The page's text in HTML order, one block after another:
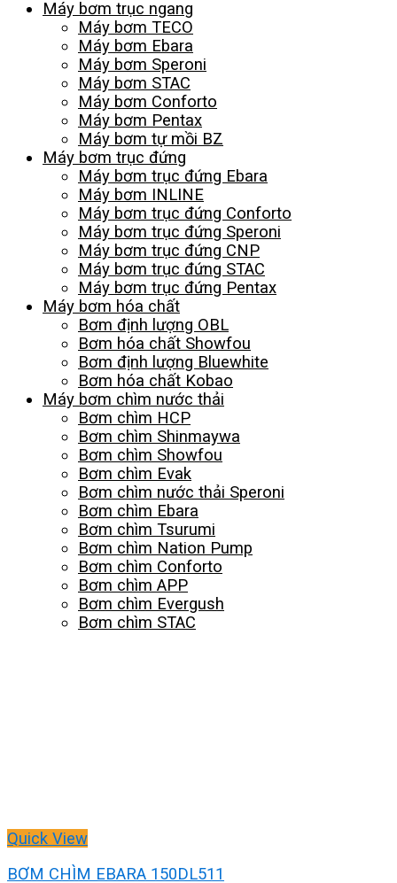
Máy bơm trục ngang
Máy bơm TECO
Máy bơm Ebara
Máy bơm Speroni
Máy bơm STAC
Máy bơm Conforto
Máy bơm Pentax
Máy bơm tự mồi BZ
Máy bơm trục đứng
Máy bơm trục đứng Ebara
Máy bơm INLINE
Máy bơm trục đứng Conforto
Máy bơm trục đứng Speroni
Máy bơm trục đứng CNP
Máy bơm trục đứng STAC
Máy bơm trục đứng Pentax
Máy bơm hóa chất
Bơm định lượng OBL
Bơm hóa chất Showfou
Bơm định lượng Bluewhite
Bơm hóa chất Kobao
Máy bơm chìm nước thải
Bơm chìm HCP
Bơm chìm Shinmaywa
Bơm chìm Showfou
Bơm chìm Evak
Bơm chìm nước thải Speroni
Bơm chìm Ebara
Bơm chìm Tsurumi
Bơm chìm Nation Pump
Bơm chìm Conforto
Bơm chìm APP
Bơm chìm Evergush
Bơm chìm STAC
Quick View
BƠM CHÌM EBARA 150DL511